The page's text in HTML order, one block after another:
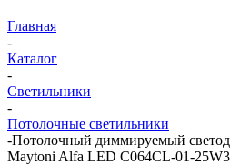
Главная
-
Каталог
-
Светильники
-
Потолочные светильники
-Потолочный диммируемый
Maytoni Alfa LED C064CL-01-